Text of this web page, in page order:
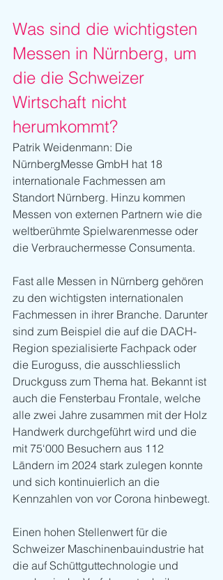
Was sind die wichtigsten
Messen in Nürnberg, um
die die Schweizer
Wirtschaft nicht
herumkommt?
Patrik Weidenmann: Die
NürnbergMesse GmbH hat 18
internationale Fachmessen am
Standort Nürnberg. Hinzu kommen
Messen von externen Partnern wie die
weltberühmte Spielwarenmesse oder
die Verbrauchermesse Consumenta.
Fast alle Messen in Nürnberg gehören
zu den wichtigsten internationalen
Fachmessen in ihrer Branche. Darunter
sind zum Beispiel die auf die DACH-
Region spezialisierte Fachpack oder
die Euroguss, die ausschliesslich
Druckguss zum Thema hat. Bekannt ist
auch die Fensterbau Frontale, welche
alle zwei Jahre zusammen mit der Holz
Handwerk durchgeführt wird und die
mit 75‘000 Besuchern aus 112
Ländern im 2024 stark zulegen konnte
und sich kontinuierlich an die
Kennzahlen von vor Corona hinbewegt.
Einen hohen Stellenwert für die
Schweizer Maschinenbauindustrie hat
die auf Schüttguttechnologie und